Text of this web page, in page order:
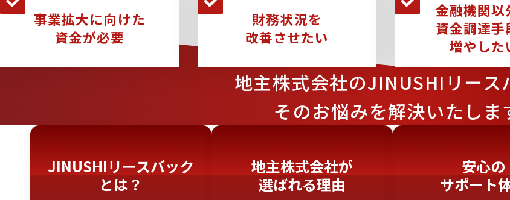
事業拡大に向けた
資金が必要
財務状況を
改善させたい
金融機関以
資金調達手
増やした
地主株式会社のJINUSHIリース
そのお悩みを解決いたしま
JINUSHIリースバック
とは？
地主株式会社が
選ばれる理由
安心の
サポート